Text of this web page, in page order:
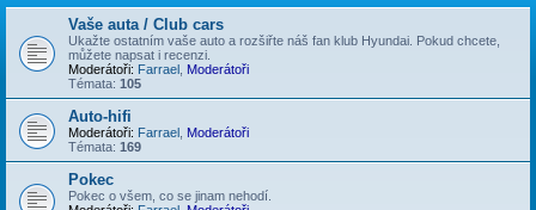
Vaše auta / Club cars
Ukažte ostatním vaše auto a rozšiřte náš fan klub Hyundai. Pokud chcete,
můžete napsat i recenzi.
Moderátoři: Farrael Moderátoři
Témata: 105
Auto-hifi
Moderátoři: Farrael Moderátoři
Témata: 169
Pokec
Pokec o všem, co se jinam nehodí.